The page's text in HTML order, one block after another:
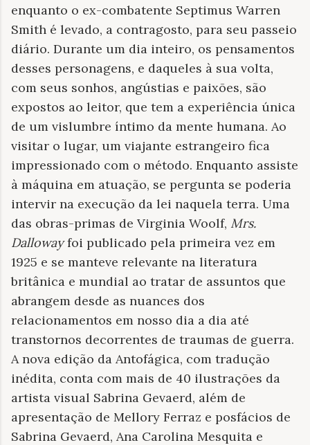
enquanto o ex-combatente Septimus Warren
Smith é levado, a contragosto, para seu passeio
diário. Durante um dia inteiro, os pensamentos
desses personagens, e daqueles à sua volta,
com seus sonhos, angústias e paixões, são
expostos ao leitor, que tem a experiência única
de um vislumbre íntimo da mente humana. Ao
visitar o lugar, um viajante estrangeiro fica
impressionado com o método. Enquanto assiste
à máquina em atuação, se pergunta se poderia
intervir na execução da lei naquela terra. Uma
das obras-primas de Virginia Woolf, Mrs.
Dallowayfoi publicado pela primeira vez em
1925 e se manteve relevante na literatura
britânica e mundial ao tratar de assuntos que
abrangem desde as nuances dos
relacionamentos em nosso dia a dia até
transtornos decorrentes de traumas de guerra.
A nova edição da Antofágica, com tradução
inédita, conta com mais de 40 ilustrações da
artista visual Sabrina Gevaerd, além de
apresentação de Mellory Ferraz e posfácios de
Sabrina Gevaerd, Ana Carolina Mesquita e